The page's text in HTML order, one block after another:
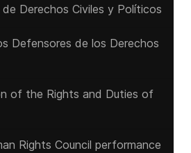
Derechos Civiles y Políticos
Defensores de los Derechos
of the Rights and Duties of
Rights Council performance